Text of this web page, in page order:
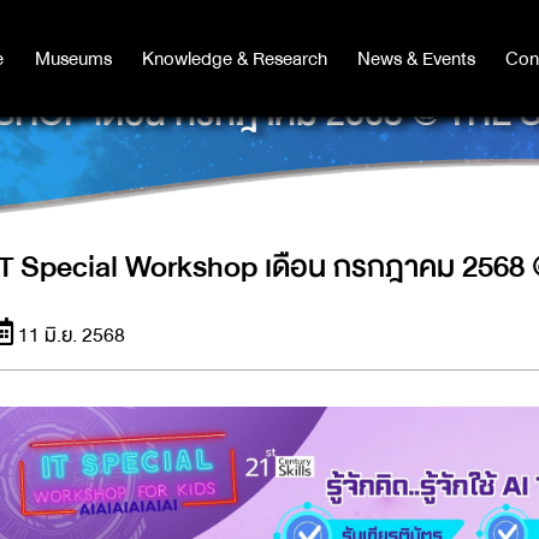
Museums Knowledge & Research News & Events
Museums Knowledge & Research News & Events
เดือน กรกฎาคม 2568 @ THE
Special Workshop เดือน กรกฎาคม 2568
11 มิ.ย. 2568